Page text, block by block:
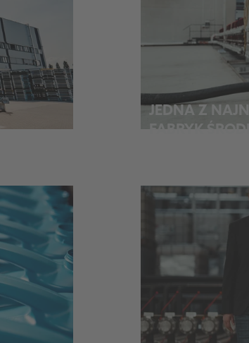
JEDNA Z
FABRYK